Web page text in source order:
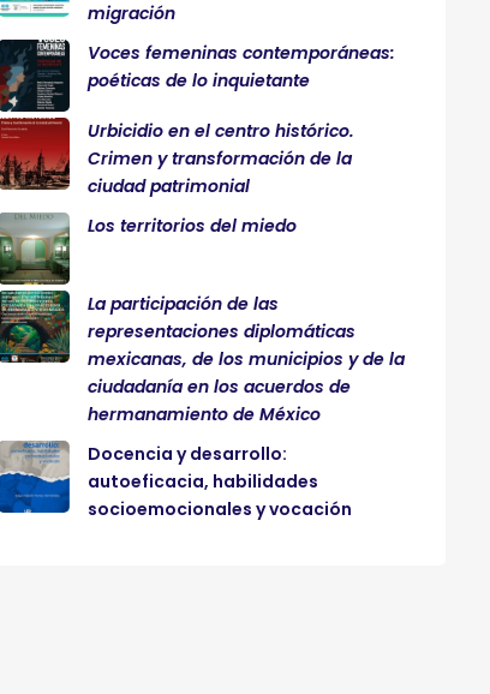
migración
Voces femeninas contemporáneas:
poéticas de lo inquietante
Urbicidio en el centro histórico.
Crimen y transformación de la
ciudad patrimonial
Los territorios del miedo
La participación de las
representaciones diplomáticas
mexicanas, de los municipios y de la
ciudadanía en los acuerdos de
hermanamiento de México
Docencia y desarrollo:
autoeficacia, habilidades
socioemocionales y vocación